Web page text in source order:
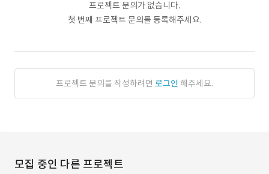
프로젝트 문의가 없습니다.
첫 번째 프로젝트 문의를 등록해주세요.
프로젝트 문의를 작성하려면 로그인 해주세요.
모집 중인 다른 프로젝트